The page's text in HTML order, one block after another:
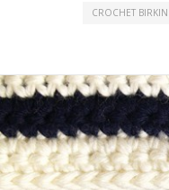
CROCHET BIRKIN